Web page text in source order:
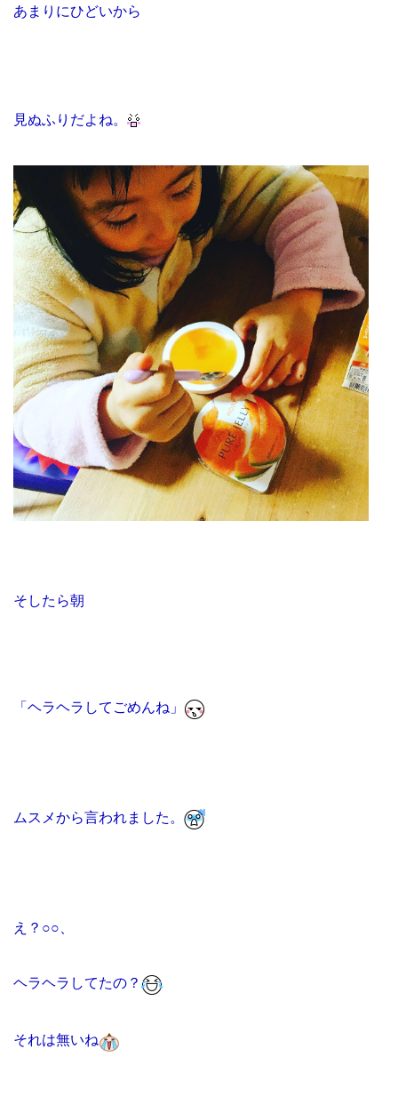
あまりにひどいから
見ぬふりだよね。
そしたら朝
「ヘラヘラして ごめんね」
ムスメから言われました。
え？○○、
ヘラヘラしてたの？
それは無いね